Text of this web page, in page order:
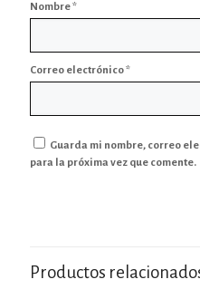
Nombre*
Correo electrónico*
Guarda mi nombre, correo
para la próxima vez que comente.
Productos